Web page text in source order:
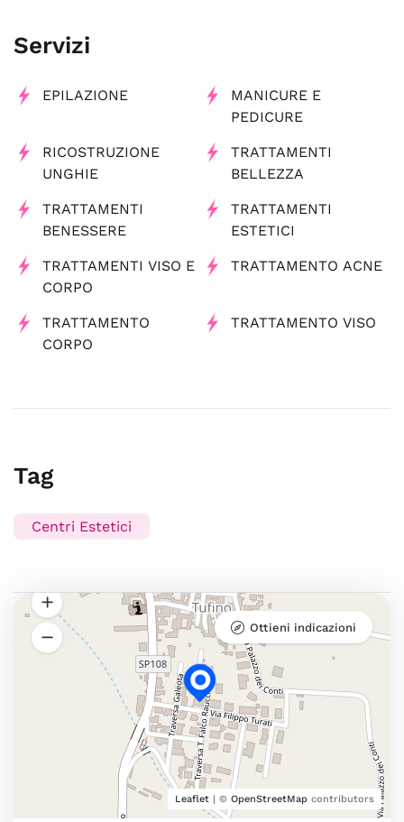
Servizi
EPILAZIONE
MANICURE E
PEDICURE
RICOSTRUZIONE
UNGHIE
TRATTAMENTI
BELLEZZA
TRATTAMENTI
BENESSERE
TRATTAMENTI
ESTETICI
TRATTAMENTI VISO E
CORPO
TRATTAMENTO ACNE
TRATTAMENTO
CORPO
TRATTAMENTO VISO
Tag
Centri Estetici
Leaflet | © OpenStreetMap contributors
Ottieni indicazioni